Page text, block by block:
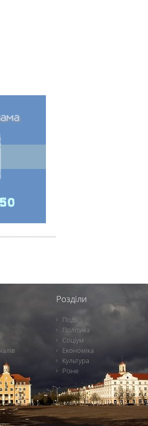
Розділи
Події
Політика
Соціум
Економіка
Культура
Різне